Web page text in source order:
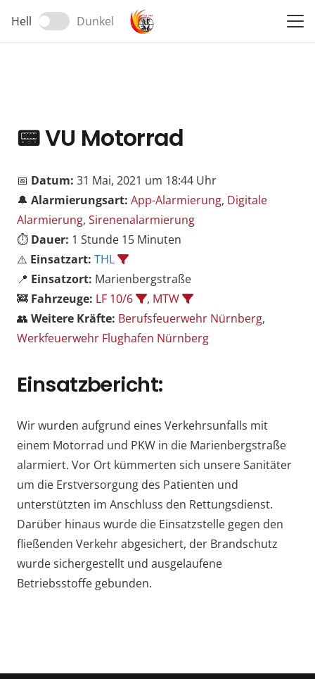
Hell Dunkel
📟VU Motorrad
📅 Datum: 31 Mai, 2021 um 18:44 Uhr
🔔 Alarmierungsart: App-Alarmierung, Digitale
Alarmierung, Sirenenalarmierung
⏱️ Dauer: 1 Stunde 15 Minuten
⚠️ Einsatzart: THL
📍 Einsatzort: Marienbergstraße
🚒 Fahrzeuge: LF 10/6 , MTW
👥 Weitere Kräfte: Berufsfeuerwehr Nürnberg,
Werkfeuerwehr Flughafen Nürnberg
Einsatzbericht:
Wir wurden aufgrund eines Verkehrsunfalls mit
einem Motorrad und PKW in die Marienbergstraße
alarmiert. Vor Ort kümmerten sich unsere Sanitäter
um die Erstversorgung des Patienten und
unterstützten im Anschluss den Rettungsdienst.
Darüber hinaus wurde die Einsatzstelle gegen den
fließenden Verkehr abgesichert, der Brandschutz
wurde sichergestellt und ausgelaufene
Betriebsstoffe gebunden.